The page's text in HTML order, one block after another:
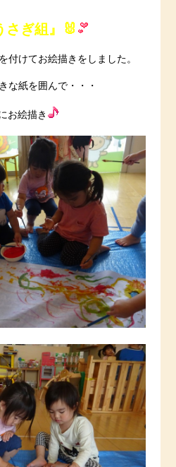
さぎ組』🐰
付けてお絵描きをしました。
な紙を囲んで・・・
お絵描き